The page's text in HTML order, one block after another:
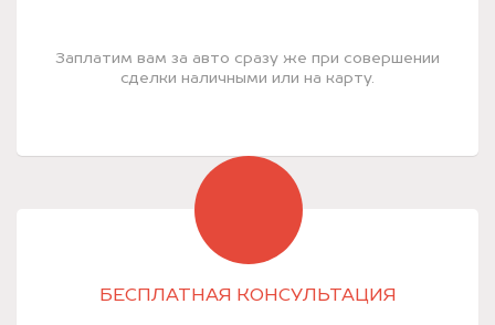
Заплатим вам за авто сразу же при совершении
сделки наличными или на карту.
БЕСПЛАТНАЯ КОНСУЛЬТАЦИЯ